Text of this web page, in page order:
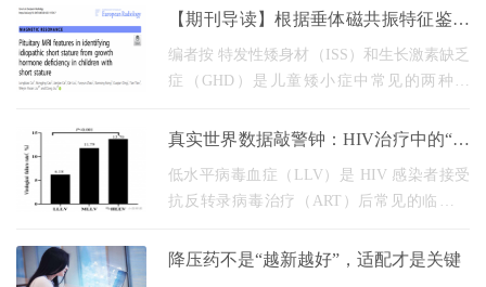
【期刊导读】根据垂体磁共振特征鉴别
特发性矮身材与生长激素缺乏症
编者按 特发性矮身材（ISS）和生长激素缺乏
症（GHD）是儿童矮小症中常见的两种类
准，但检查为有创性，且耗时较长、成本较
真实世界数据敲警钟：HIV治疗中的“低
病毒血症”，可能藏着治疗失败与糖尿
病
低水平病毒血症（LLV）是 HIV 感染者接受
抗反转录病毒治疗（ART）后常见的临床现
响治疗效果。 一、LLV 的发生机制：为何病
降压药不是“越新越好”，适配才是关键